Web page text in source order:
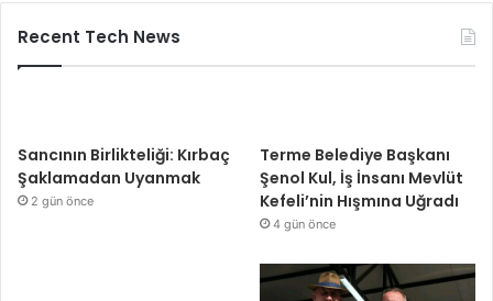
Recent Tech News
Sancının Birlikteliği: Kırbaç
Şaklamadan Uyanmak
2 gün önce
Terme Belediye Başkanı
Şenol Kul, İş İnsanı Mevlüt
Kefeli’nin Hışmına Uğradı
4 gün önce